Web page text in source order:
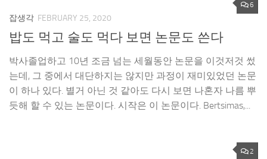
6
잡생각 FEBRUARY 25, 2020
밥도 먹고 술도 먹다 보면 논문도 쓴다
박사졸업하고 10년 조금 넘는 세월동안 논문을 이것저것 썼
는데, 그 중에서 대단하지는 않지만 과정이 재미있었던 논문
이 하나 있다. 별거 아닌 것 같아도 다시 보면 나혼자 나름 뿌
듯해 할 수 있는 논문이다. 시작은 이 논문이다. Bertsimas,...
2